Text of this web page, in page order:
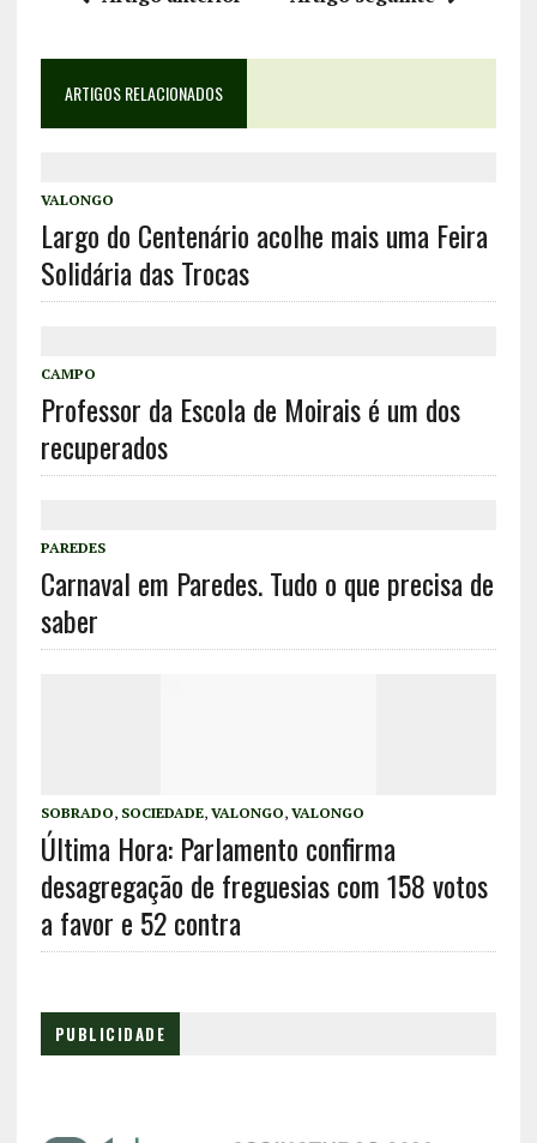
ARTIGOS RELACIONADOS
VALONGO
Largo do Centenário acolhe mais uma Feira
Solidária das Trocas
CAMPO
Professor da Escola de Moirais é um dos
recuperados
PAREDES
Carnaval em Paredes. Tudo o que precisa de
saber
SOBRADO, SOCIEDADE, VALONGO, VALONGO
Última Hora: Parlamento confirma
desagregação de freguesias com 158 votos
a favor e 52 contra
PUBLICIDADE